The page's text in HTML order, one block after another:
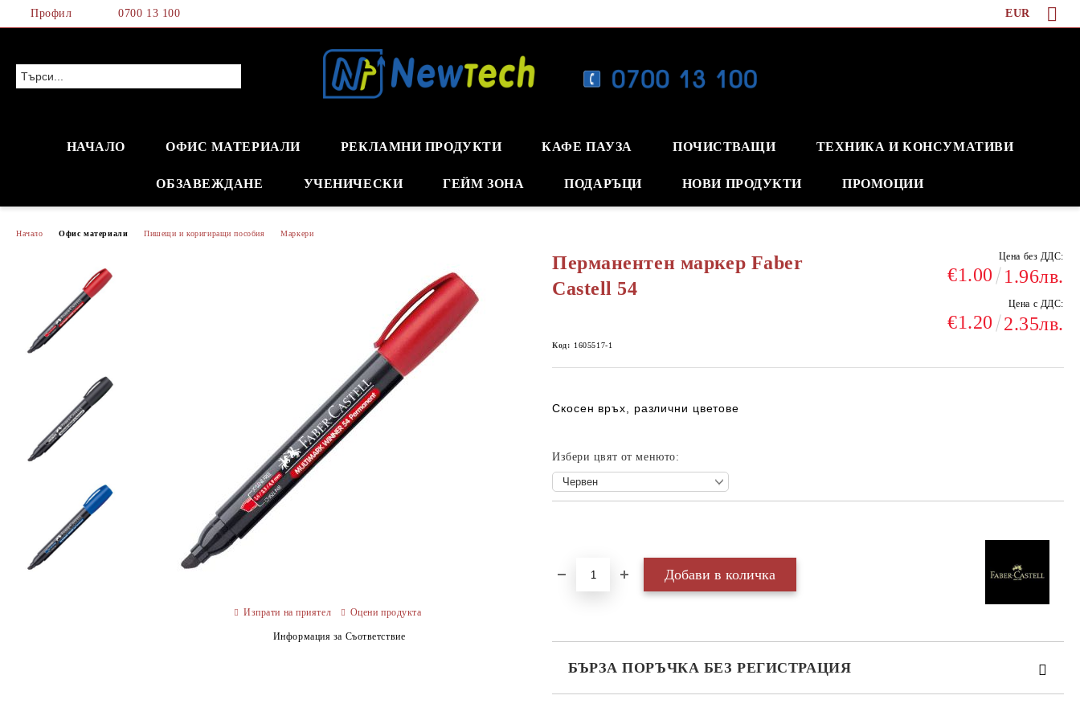
Профил 0700 13 100 EUR
НАЧАЛО ОФИС МАТЕРИАЛИ РЕКЛАМНИ ПРОДУКТИ КАФЕ ПАУЗА ПОЧИСТВАЩИ ТЕХНИКА И КОНСУМАТИВИ
ОБЗАВЕЖДАНЕ УЧЕНИЧЕСКИ ГЕЙМ ЗОНА ПОДАРЪЦИ НОВИ ПРОДУКТИ ПРОМОЦИИ
Начало Офис материали Пишещи и коригиращи пособия Маркери
Перманентен маркер Faber
Castell 54
Цена без ДДС:
€1.00 1.96лв.
Цена с ДДС:
€1.20 2.35лв.
Код: 1605517-1
Скосен връх, различни цветове
Избери цвят от менюто:
БЪРЗА ПОРЪЧКА БЕЗ РЕГИСТРАЦИЯ
Изпрати на приятел Оцени продукта
Информация за Съответствие